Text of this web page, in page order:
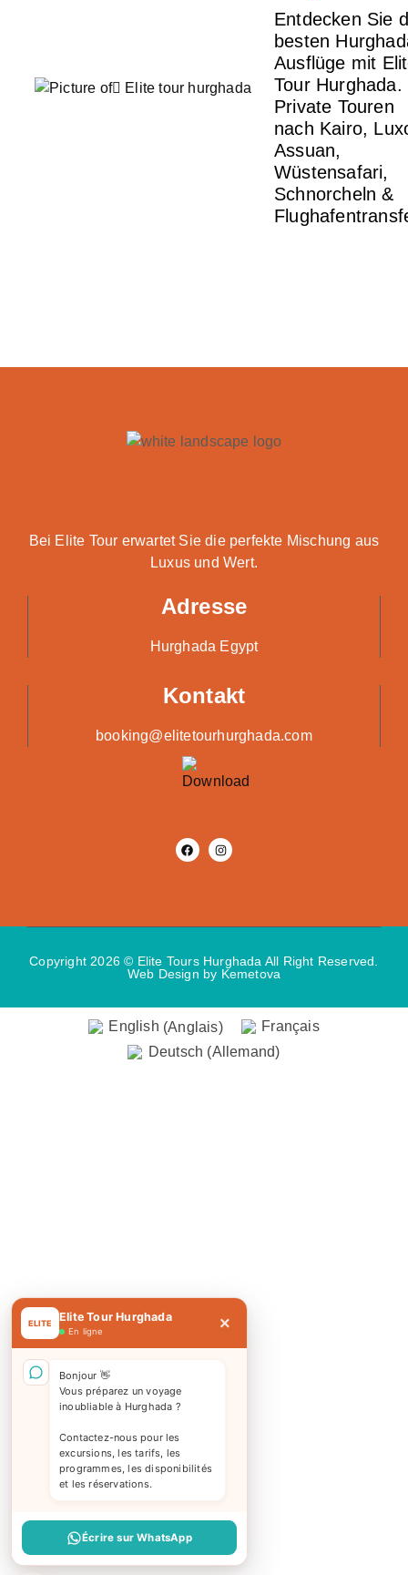
ELITE Elite Tour Hurghada
En ligne ×
Bonjour 👋
Vous préparez un voyage
inoubliable à Hurghada ?
Contactez-nous pour les
excursions, les tarifs, les
programmes, les disponibilités
et les réservations.
Écrire sur WhatsApp
Entdecken Sie
besten
Ausflüge mit
Tour Hurghada.
Private Touren
nach Kairo,
Assuan,
Wüstensafari,
Schnorcheln &
Bei Elite Tour erwartet Sie die perfekte Mischung aus
Luxus und Wert.
Adresse
Hurghada Egypt
Kontakt
booking@elitetourhurghada.com
Copyright 2026 © Elite Tours Hurghada All Right Reserved.
Web Design by Kemetova
English (Anglais)
Français
Deutsch (Allemand)